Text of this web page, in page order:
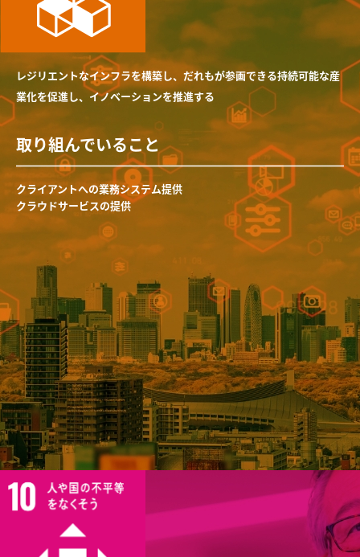
レジリエントなインフラを構築し、だれもが参画できる持続可能な産
業化を促進し、イノベーションを推進する
取り組んでいること
クライアントへの業務システム提供
クラウドサービスの提供